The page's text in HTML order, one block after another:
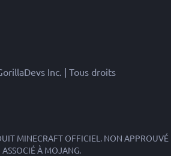
Inc. | Tous droits
MINECRAFT OFFICIEL. NON APPROUVÉ
ASSOCIÉ À MOJANG.